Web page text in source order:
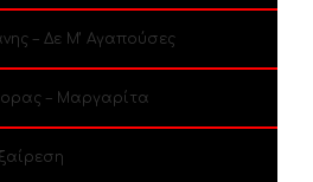
– Δε Μ’ Αγαπούσες
– Μαργαρίτα